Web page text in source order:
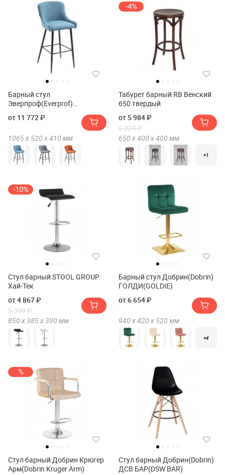
Барный стул
Эверпроф(Everprof)
от 11 772 ₽
1065 х 520 х410 мм
-4%
Табурет барный RB Венский
650 твердый
от 5 984 ₽
6 224 ₽
650 х400 х400 мм
+1
-10%
Стул барный STOOL GROUP
Хай-Тек
от 4 867 ₽
5 390 ₽
850 х385 х390 мм
Барный стул Добрин(Dobrin)
ГОЛДИ(GOLDIE)
от 6 654 ₽
940 х420 х 520 мм
+4
%
Стул барный Добрин Крюгер
Арм(Dobrin Kruger Arm)
Стул барный Добрин(Dobrin)
ДСВ БАР(DSW BAR)